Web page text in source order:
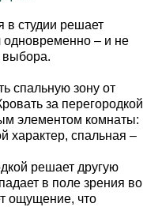
в студии решает
одновременно – и не
выбора.
спальную зону от
за перегородкой
элементом комнаты:
характер, спальная –
решает другую
в поле зрения во
ощущение, что